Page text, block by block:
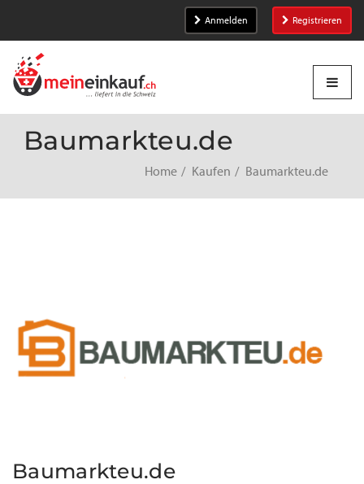
Anmelden Registrieren
Baumarkteu.de
Home Kaufen Baumarkteu.de
Baumarkteu.de